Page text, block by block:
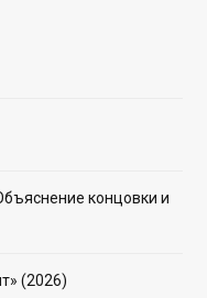
концовки и
(2026)